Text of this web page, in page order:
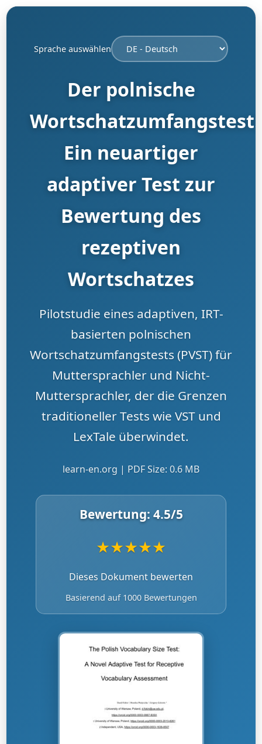
Sprache auswählen
Der polnische
Wortschatzumfangstest:
Ein neuartiger
adaptiver Test zur
Bewertung des
rezeptiven
Wortschatzes
Pilotstudie eines adaptiven, IRT-
basierten polnischen
Wortschatzumfangstests (PVST) für
Muttersprachler und Nicht-
Muttersprachler, der die Grenzen
traditioneller Tests wie VST und
LexTale überwindet.
learn-en.org | PDF Size: 0.6 MB
Bewertung: 4.5/5
★★★★★
Dieses Dokument bewerten
Basierend auf 1000 Bewertungen